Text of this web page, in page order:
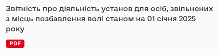
Звітність про діяльність установ для осіб, звільнених
з місць позбавлення волі станом на 01 січня 2025
року
PDF